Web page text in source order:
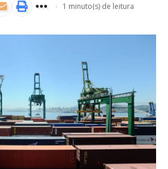
1 minuto(s) de leitura